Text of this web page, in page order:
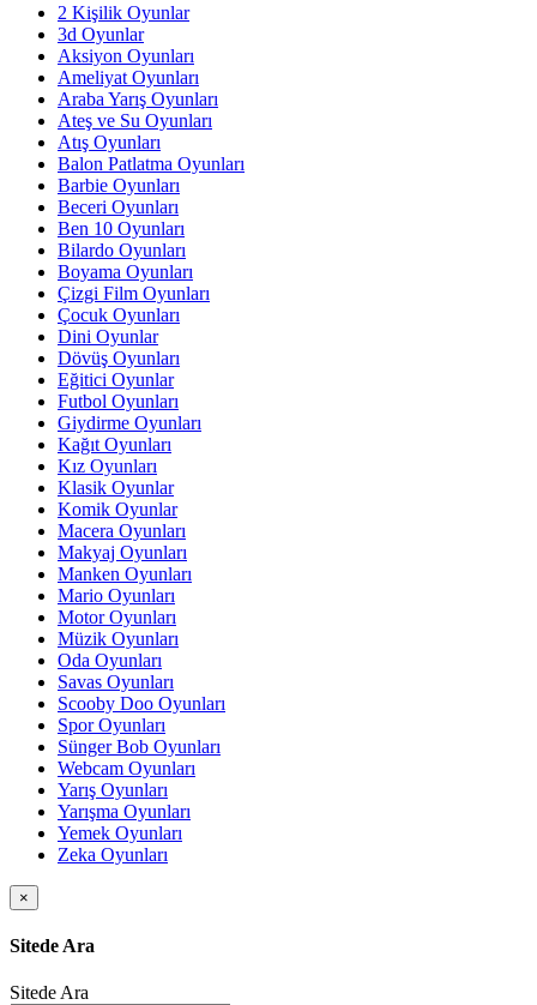
2 Kişilik Oyunlar
3d Oyunlar
Aksiyon Oyunları
Ameliyat Oyunları
Araba Yarış Oyunları
Ateş ve Su Oyunları
Atış Oyunları
Balon Patlatma Oyunları
Barbie Oyunları
Beceri Oyunları
Ben 10 Oyunları
Bilardo Oyunları
Boyama Oyunları
Çizgi Film Oyunları
Çocuk Oyunları
Dini Oyunlar
Dövüş Oyunları
Eğitici Oyunlar
Futbol Oyunları
Giydirme Oyunları
Kağıt Oyunları
Kız Oyunları
Klasik Oyunlar
Komik Oyunlar
Macera Oyunları
Makyaj Oyunları
Manken Oyunları
Mario Oyunları
Motor Oyunları
Müzik Oyunları
Oda Oyunları
Savas Oyunları
Scooby Doo Oyunları
Spor Oyunları
Sünger Bob Oyunları
Webcam Oyunları
Yarış Oyunları
Yarışma Oyunları
Yemek Oyunları
Zeka Oyunları
×
Sitede Ara
Sitede Ara